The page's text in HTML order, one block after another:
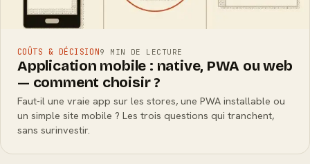
COÛTS & DÉCISION9 MIN DE LECTURE
Application mobile : native, PWA ou web
— comment choisir ?
Faut-il une vraie app sur les stores, une PWA installable ou
un simple site mobile ? Les trois questions qui tranchent,
sans surinvestir.